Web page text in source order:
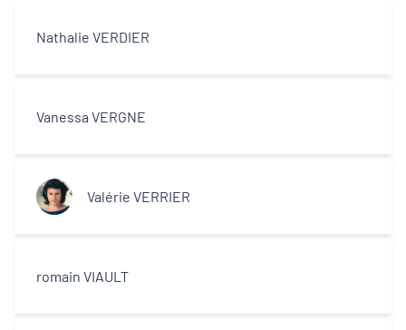
Nathalie VERDIER
Vanessa VERGNE
Valérie VERRIER
romain VIAULT